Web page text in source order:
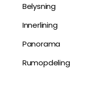
Belysning
Innerlining
Panorama
Rumopdeling